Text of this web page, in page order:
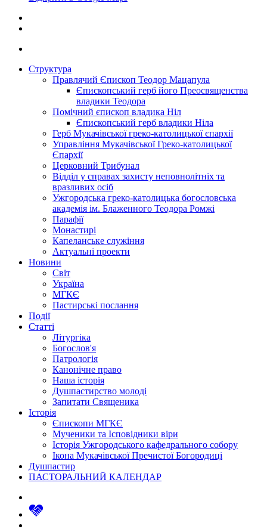
Структура
Правлячий Єпископ Теодор Мацапула
Єпископський герб його Преосвященства
владики Теодора
Помічний єпископ владика Ніл
Єпископський герб владики Ніла
Герб Мукачівської греко-католицької єпархії
Управління Мукачівської Греко-католицької
Єпархії
Церковний Трибунал
Відділ у справах захисту неповнолітніх та
вразливих осіб
Ужгородська греко-католицька богословська
академія ім. Блаженного Теодора Ромжі
Парафії
Монастирі
Капеланське служіння
Актуальні проекти
Новини
Світ
Україна
МГКЄ
Пастирські послання
Події
Статті
Літургіка
Богослов'я
Патрологія
Канонічне право
Наша історія
Душпастирство молоді
Запитати Священика
Історія
Єпископи МГКЄ
Мученики та Ісповідники віри
Історія Ужгородського кафедрального собору
Ікона Мукачівської Пречистої Богородиці
Душпастир
ПАСТОРАЛЬНИЙ КАЛЕНДАР